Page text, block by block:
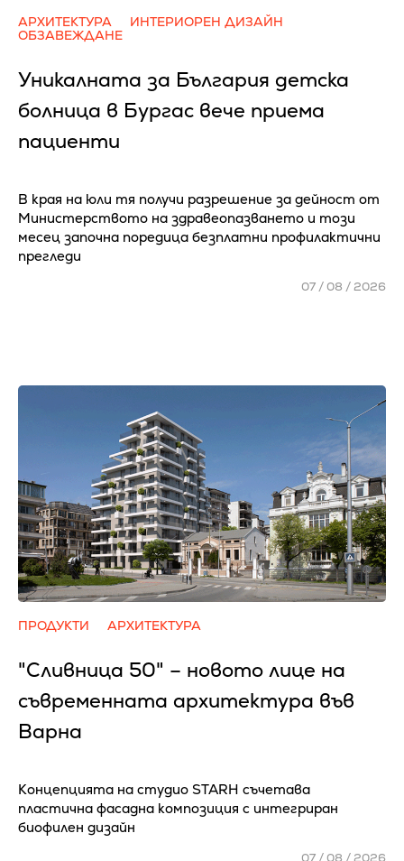
АРХИТЕКТУРА
ИНТЕРИОРЕН ДИЗАЙН
ОБЗАВЕЖДАНЕ
Уникалната за България детска
болница в Бургас вече приема
пациенти
В края на юли тя получи разрешение за дейност от
Министерството на здравеопазването и този
месец започна поредица безплатни профилактични
прегледи
07 / 08 / 2026
ПРОДУКТИ АРХИТЕКТУРА
"Сливница 50" – новото лице на
съвременната архитектура във
Варна
Концепцията на студио STARH съчетава
пластична фасадна композиция с интегриран
биофилен дизайн
07 / 08 / 2026